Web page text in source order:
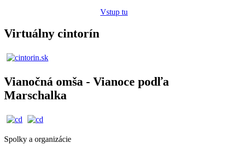
Vstup tu
Virtuálny cintorín
Vianočná omša - Vianoce podľa
Marschalka
Spolky a organizácie